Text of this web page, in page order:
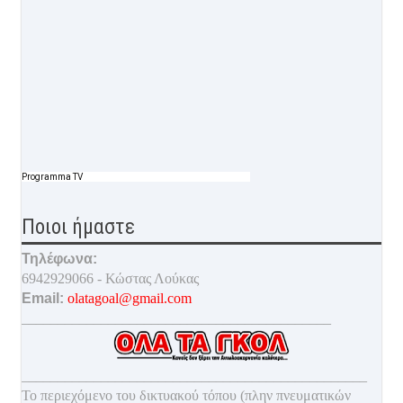
Programma TV
Ποιοι ήμαστε
Τηλέφωνα:
6942929066 - Κώστας Λούκας
Email: olatagoal@gmail.com
Το περιεχόμενο του δικτυακού τόπου (πλην πνευματικών